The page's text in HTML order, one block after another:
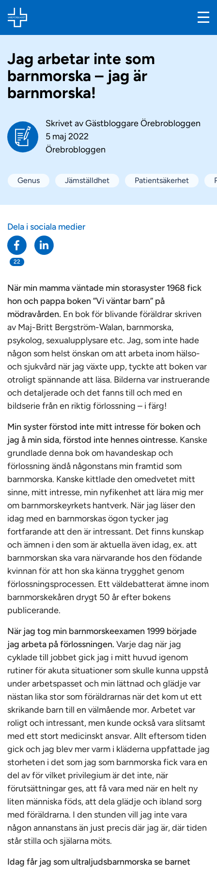
Jag arbetar inte som
barnmorska – jag är
barnmorska!
Skrivet avGästbloggare Örebrobloggen
5 maj 2022
Örebrobloggen
Genus Jämställdhet Patientsäkerhet
Dela i sociala medier
22
När min mamma väntade min storasyster 1968 fick
hon och pappa boken ”Vi väntar barn” på
mödravården. En bok för blivande föräldrar skriven
av Maj-Britt Bergström-Walan, barnmorska,
psykolog, sexualupplysare etc. Jag, som inte hade
någon som helst önskan om att arbeta inom hälso-
och sjukvård när jag växte upp, tyckte att boken var
otroligt spännande att läsa. Bilderna var instruerande
och detaljerade och det fanns till och med en
bildserie från en riktig förlossning – i färg!
Min syster förstod inte mitt intresse för boken och
jag å min sida, förstod inte hennes ointresse. Kanske
grundlade denna bok om havandeskap och
förlossning ändå någonstans min framtid som
barnmorska. Kanske kittlade den omedvetet mitt
sinne, mitt intresse, min nyfikenhet att lära mig mer
om barnmorskeyrkets hantverk. När jag läser den
idag med en barnmorskas ögon tycker jag
fortfarande att den är intressant. Det finns kunskap
och ämnen i den som är aktuella även idag, ex. att
barnmorskan ska vara närvarande hos den födande
kvinnan för att hon ska känna trygghet genom
förlossningsprocessen. Ett väldebatterat ämne inom
barnmorskekåren drygt 50 år efter bokens
publicerande.
När jag tog min barnmorskeexamen 1999 började
jag arbeta på förlossningen. Varje dag när jag
cyklade till jobbet gick jag i mitt huvud igenom
rutiner för akuta situationer som skulle kunna uppstå
under arbetspasset och min lättnad och glädje var
nästan lika stor som föräldrarnas när det kom ut ett
skrikande barn till en välmående mor. Arbetet var
roligt och intressant, men kunde också vara slitsamt
med ett stort medicinskt ansvar. Allt eftersom tiden
gick och jag blev mer varm i kläderna uppfattade jag
storheten i det som jag som barnmorska fick vara en
del av för vilket privilegium är det inte, när
förutsättningar ges, att få vara med när en helt ny
liten människa föds, att dela glädje och ibland sorg
med föräldrarna. I den stunden vill jag inte vara
någon annanstans än just precis där jag är, där tiden
står stilla och själarna möts.
Idag får jag som ultraljudsbarnmorska se barnet